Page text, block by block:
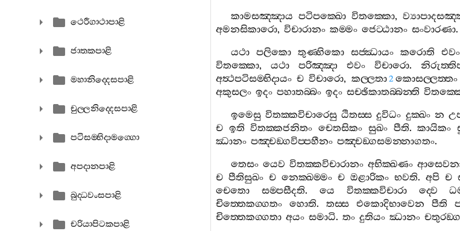
ථෙරීගාථාපාළි
ජාතකපාළි
මහානිද‍්දෙසපාළි
චුල‍්ලනිද‍්දෙසපාළි
පටිසම‍්භිදාමග‍්ගො
අපදානපාළි
බුද‍්ධවංසපාළි
චරියාපිටකපාළි
කාමසඤ‍්ඤාය පටිපක‍්ඛො විතක‍්කො,
අමනසිකාරො, විචාරානං කම‍්මං ජෙට‍්ඨානං සංවාරණා.
යථා පලිකො තුණ‍්හිකො සජ‍්ඣායං කරොති එවං
විතක‍්කො, යථා පරිඤ‍්ඤා එවං විචාරො.
අත්‍ථපටිසම‍්භිදායං ච විචාරො, කල‍්ලතා 2 කොසල‍්ලත‍්තං
අකුසලං ඉදං පහාතබ‍්බං ඉදං සච‍්ඡිකාතබ‍්බන‍්ති
ඉමෙසු විතක‍්කවිචාරෙසු ඨිතස‍්ස දුවිධං දුක‍්ඛං න
ච ඉති විතක‍්කජනිතං චෙතසිකං සුඛං පීති.කායිකං
ඣානං පඤ‍්චඞ‍්ගවිප‍්පහීනං පඤ‍්චඞ‍්ගසමන‍්නාගතං.
තෙසං යෙව විතක‍්කවිචාරානං අභික‍්ඛණං
ච පීතිසුඛං ච නෙක‍්ඛම‍්මං ච ඔළාරිකං භවති. අපි ච
චෙතො
සම‍්පසීදති. යෙ විතක‍්කවිචාරා ද‍්වෙ
චිත‍්තෙකග‍්ගතං
හොති. තස‍්ස එකොදිභාවෙන පීති
චිත‍්තෙකග‍්ගතා අයං සමාධි. තං දුතියං ඣානං